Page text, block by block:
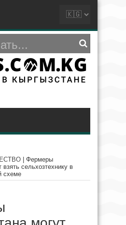
Фермеры
взять сельхозтехнику в
схеме